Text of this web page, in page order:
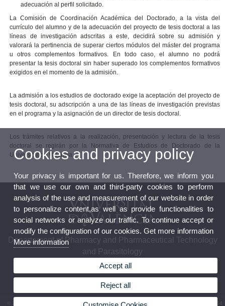
adecuación al perfil solicitado.
La Comisión de Coordinación Académica del Doctorado, a la vista del
currículo del alumno y de la adecuación del proyecto de tesis doctoral a las
líneas de investigación adscritas a este, decidirá sobre su admisión y
valorará la pertinencia de superar ciertos módulos del máster del programa
u otros complementos formativos. En todo caso, el alumno no podrá
presentar la tesis doctoral sin haber superado los complementos formativos
exigidos en el momento de la admisión.
La admisión a los estudios de doctorado exige la aceptación del proyecto de
tesis doctoral, su adscripción a una de las líneas de investigación previstas
en el programa y la asignación de un director de tesis doctoral.
Los trámites relativos a la realización, presentación y lectura de la tesis
doctoral se regirán por la Normativa de Estudios de Doctorado de la
Universitat de València.
Departament of Pharmacy and Pharmaceutical Technology
and Parasitology
© 2026 UV. - Av. Vicent Andrés Estellés, 22 46100 Burjassot (València). Phone: (+34) 96 354
Cookies and privacy policy
Your privacy is important for us. Therefore, we inform you
that we use our own and third-party cookies to perform
analysis of the use and measurement of our website in order
to personalize content,as well as provide functionalities to
social networks or analyze our traffic. To continue accept or
modify the configuration of our cookies. Get more information
More information
Accept all
Reject all